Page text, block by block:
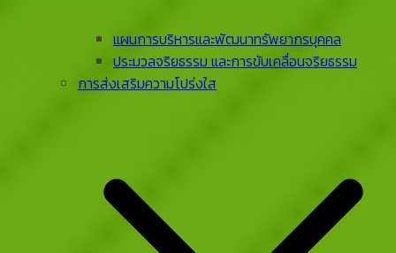
แผนการบริหารและพัฒนาทรัพยากรบุคคล
ประมวลจริยธรรม และการขับเคลื่อนจริยธรรม
การส่งเสริมความโปร่งใส